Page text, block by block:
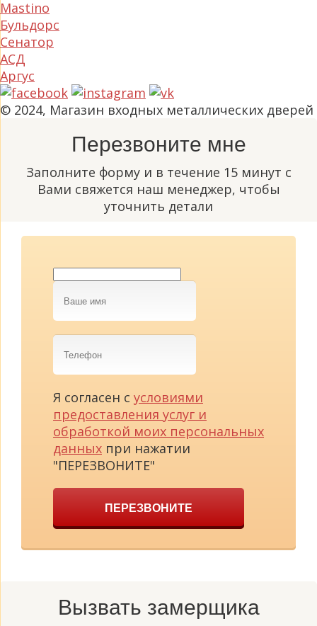
Mastino
Бульдорс
Сенатор
АСД
Аргус
© 2024, Магазин входных металлических дверей
Перезвоните мне
Заполните форму и в течение 15 минут с
Вами свяжется наш менеджер, чтобы
уточнить детали
Ваше
имя
Телефон
Я согласен с условиями
предоставления услуг и
обработкой моих персональных
данных при нажатии
"ПЕРЕЗВОНИТЕ"
ПЕРЕЗВОНИТЕ
Вызвать замерщика